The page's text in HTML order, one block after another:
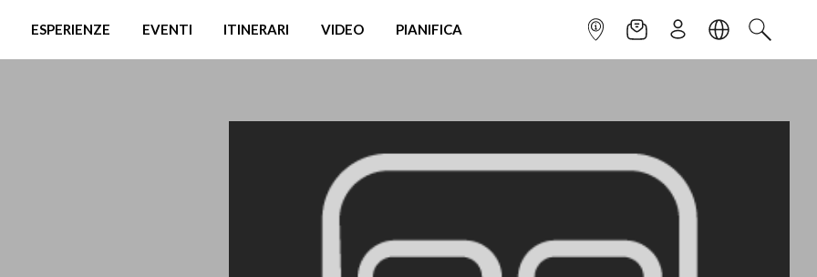
ESPERIENZE EVENTI ITINERARI VIDEO PIANIFICA INFOPOINTNEWSLETTER
ISCRIVITILINGUACERCA